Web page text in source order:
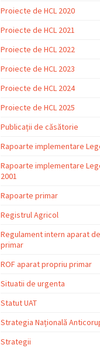
Proiecte de HCL 2020
Proiecte de HCL 2021
Proiecte de HCL 2022
Proiecte de HCL 2023
Proiecte de HCL 2024
Proiecte de HCL 2025
Publicații de căsătorie
Rapoarte implementare
Rapoarte implementare
2001
Rapoarte primar
Registrul Agricol
Regulament intern aparat
primar
ROF aparat propriu primar
Situatii de urgenta
Statut UAT
Strategia Națională
Strategii